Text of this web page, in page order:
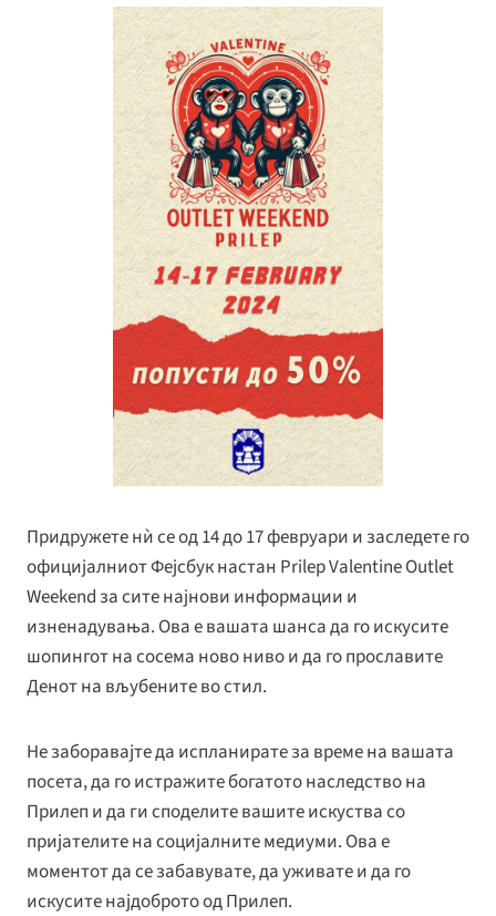
Придружете нѝ се од 14 до 17 февруари и заследете го
официјалниот Фејсбук настан Prilep Valentine Outlet
Weekend за сите најнови информации и
изненадувања. Ова е вашата шанса да го искусите
шопингот на сосема ново ниво и да го прославите
Денот на вљубените во стил.
Не заборавајте да испланирате за време на вашата
посета, да го истражите богатото наследство на
Прилеп и да ги споделите вашите искуства со
пријателите на социјалните медиуми. Ова е
моментот да се забавувате, да уживате и да го
искусите најдоброто од Прилеп.